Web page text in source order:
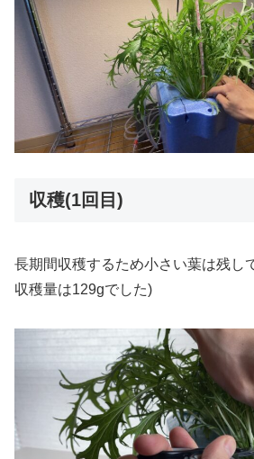
収穫(1回目)
長期間収穫するため小さい葉は残し
収穫量は129gでした)